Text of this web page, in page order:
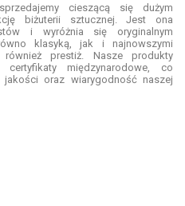
cieszącą się dużym
biżuterii sztucznej. Jest ona
i wyróżnia się oryginalnym
klasyką, jak i najnowszymi
prestiż. Nasze produkty
międzynarodowe, co
oraz wiarygodność naszej